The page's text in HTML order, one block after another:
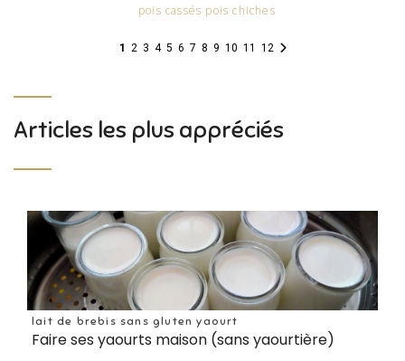
pois cassés pois chiches
1 2 3 4 5 6 7 8 9 10 11 12
Articles les plus appréciés
lait de brebis sans gluten yaourt
Faire ses yaourts maison (sans yaourtière)